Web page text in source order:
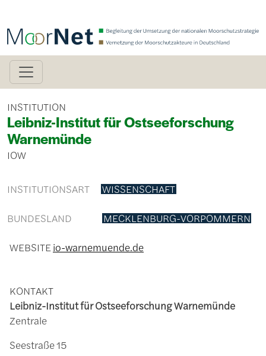
INSTITUTION
Leibniz-Institut für Ostseeforschung
Warnemünde
IOW
INSTITUTIONSART WISSENSCHAFT
BUNDESLAND MECKLENBURG-VORPOMMERN
WEBSITEio-warnemuende.de
KONTAKT
Leibniz-Institut für Ostseeforschung Warnemünde
Zentrale
Seestraße 15